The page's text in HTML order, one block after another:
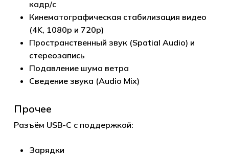
кадр/с
Кинематографическая стабилизация видео
(4K, 1080p и 720p)
Пространственный звук (Spatial Audio) и
стереозапись
Подавление шума ветра
Сведение звука (Audio Mix)
Прочее
Разъём USB-C с поддержкой:
Зарядки